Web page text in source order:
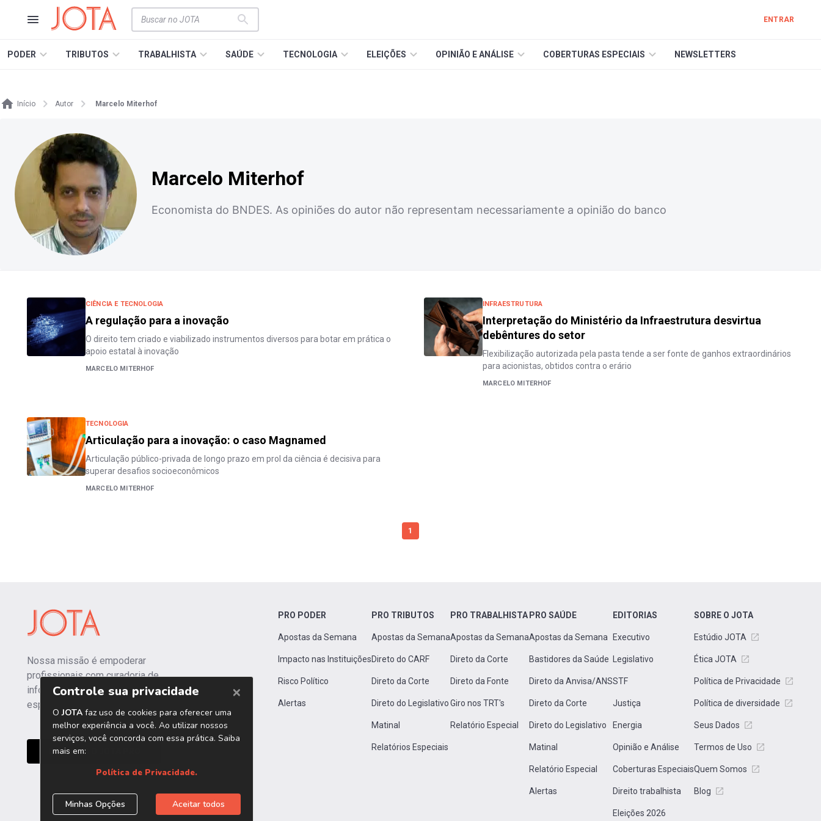
ENTRAR
PODER TRIBUTOS TRABALHISTA SAÚDE TECNOLOGIA ELEIÇÕES OPINIÃO E ANÁLISE COBERTURAS ESPECIAIS NEWSLETTERS
Início Autor Marcelo Miterhof
Marcelo Miterhof
Economista do BNDES. As opiniões do autor não representam necessariamente a opinião do banco
CIÊNCIA E TECNOLOGIA
A regulação para a inovação
O direito tem criado e viabilizado instrumentos diversos para botar em prática o
apoio estatal à inovação
MARCELO MITERHOF
INFRAESTRUTURA
Interpretação do Ministério da Infraestrutura desvirtua
debêntures do setor
Flexibilização autorizada pela pasta tende a ser fonte de ganhos extraordinários
para acionistas, obtidos contra o erário
MARCELO MITERHOF
TECNOLOGIA
Articulação para a inovação: o caso Magnamed
Articulação público-privada de longo prazo em prol da ciência é decisiva para
superar desafios socioeconômicos
MARCELO MITERHOF
1
Nossa missão é empoderar
profissionais com curadoria de
informações independentes e
especializadas.
CONHEÇA O JOTA PRO
PRO PODER
Apostas da Semana
Impacto nas Instituições
Risco Político
Alertas
PRO TRIBUTOS
Apostas da Semana
Direto do CARF
Direto da Corte
Direto do Legislativo
Matinal
Relatórios Especiais
PRO TRABALHISTA
Apostas da Semana
Direto da Corte
Direto da Fonte
Giro nos TRT's
Relatório Especial
PRO SAÚDE
Apostas da Semana
Bastidores da Saúde
Direto da Anvisa/ANS
Direto da Corte
Direto do Legislativo
Matinal
Relatório Especial
Alertas
EDITORIAS
Executivo
Legislativo
STF
Justiça
Energia
Opinião e Análise
Coberturas Especiais
Direito trabalhista
Eleições 2026
SOBRE O JOTA
Estúdio JOTA
Ética JOTA
Política de Privacidade
Política de diversidade
Seus Dados
Termos de Uso
Quem Somos
Blog